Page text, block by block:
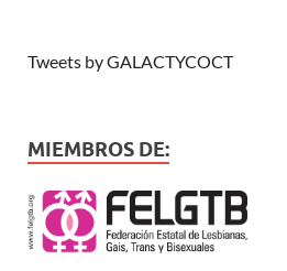
Tweets by GALACTYCOCT
MIEMBROS DE: